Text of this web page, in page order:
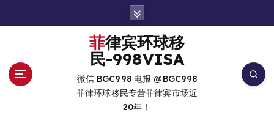
菲律宾环球移
民-998VISA
微信 BGC998 电报 @BGC998
菲律环球移民专营菲律宾市场近
20年！